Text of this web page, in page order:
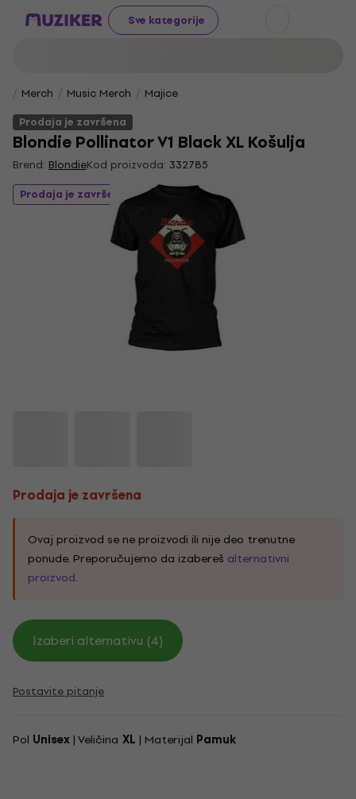
Sve kategorije
Merch Music Merch
Majice
Prodaja je završena
Blondie Pollinator V1 Black XL Košulja
Brend: BlondieKod proizvoda: 332785
Prodaja je završena
Prodaja je završena
Ovaj proizvod se ne proizvodi ili nije deo trenutne
ponude. Preporučujemo da izabereš alternativni
proizvod.
Izaberi alternativu (4)
Postavite pitanje
Pol Unisex | Veličina XL | Materijal Pamuk